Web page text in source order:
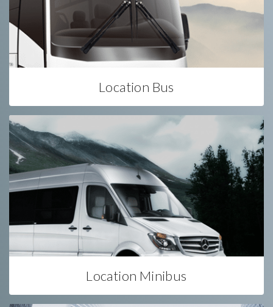
Location Bus
Location Minibus